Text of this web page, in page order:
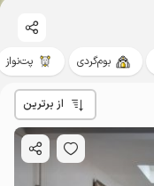
بوم‌گردی پت‌نواز
از برترین